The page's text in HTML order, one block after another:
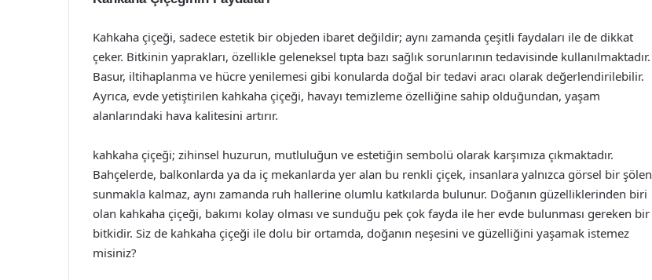
Kahkaha çiçeği, sadece estetik bir objeden ibaret değildir; aynı zamanda çeşitli faydaları ile de dikkat
çeker. Bitkinin yaprakları, özellikle geleneksel tıpta bazı sağlık sorunlarının tedavisinde kullanılmaktadır.
Basur, iltihaplanma ve hücre yenilemesi gibi konularda doğal bir tedavi aracı olarak değerlendirilebilir.
Ayrıca, evde yetiştirilen kahkaha çiçeği, havayı temizleme özelliğine sahip olduğundan, yaşam
alanlarındaki hava kalitesini artırır.
kahkaha çiçeği; zihinsel huzurun, mutluluğun ve estetiğin sembolü olarak karşımıza çıkmaktadır.
Bahçelerde, balkonlarda ya da iç mekanlarda yer alan bu renkli çiçek, insanlara yalnızca görsel bir şölen
sunmakla kalmaz, aynı zamanda ruh hallerine olumlu katkılarda bulunur. Doğanın güzelliklerinden biri
olan kahkaha çiçeği, bakımı kolay olması ve sunduğu pek çok fayda ile her evde bulunması gereken bir
bitkidir. Siz de kahkaha çiçeği ile dolu bir ortamda, doğanın neşesini ve güzelliğini yaşamak istemez
misiniz?